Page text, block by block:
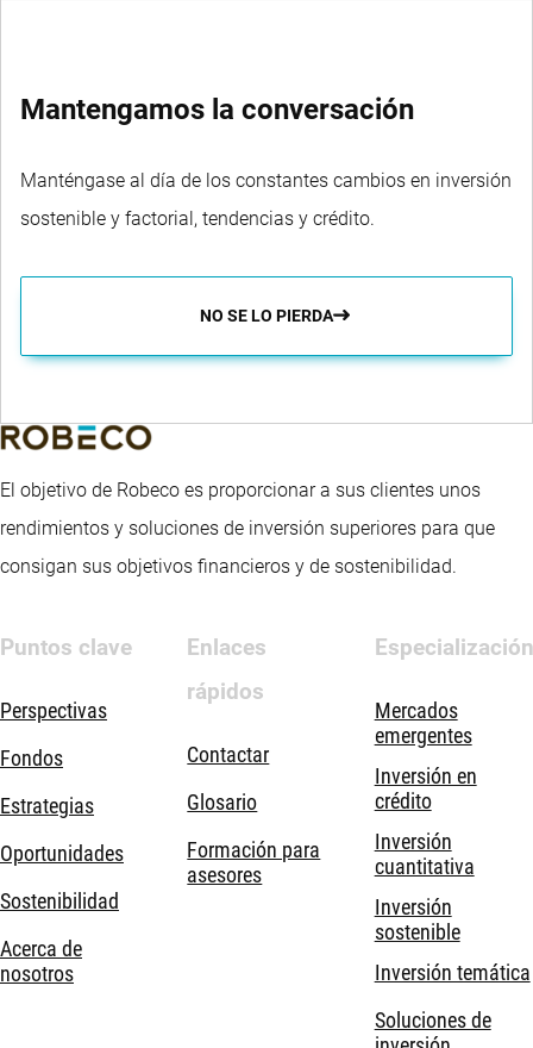
Mantengamos la conversación
Manténgase al día de los constantes cambios en inversión
sostenible y factorial, tendencias y crédito.
NO SE LO PIERDA
El objetivo de Robeco es proporcionar a sus clientes unos
rendimientos y soluciones de inversión superiores para que
consigan sus objetivos financieros y de sostenibilidad.
Puntos clave
Perspectivas
Fondos
Estrategias
Oportunidades
Sostenibilidad
Acerca de
nosotros
Enlaces
rápidos
Contactar
Glosario
Formación para
asesores
Especialización
Mercados
emergentes
Inversión en
crédito
Inversión
cuantitativa
Inversión
sostenible
Inversión temática
Soluciones de